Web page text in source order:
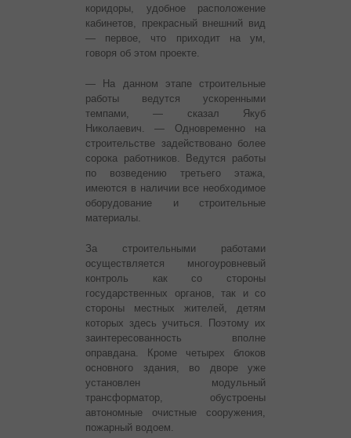
коридоры, удобное расположение
кабинетов, прекрасный внешний вид
— первое, что приходит на ум,
говоря об этом проекте.
— На данном этапе строительные
работы ведутся ускоренными
темпами, — сказал Якуб
Николаевич. — Одновременно на
строительстве задействовано более
сорока работников. Ведутся работы
по возведению третьего этажа,
имеются в наличии все необходимое
оборудование и строительные
материалы.
За строительными работами
осуществляется многоуровневый
контроль как со стороны
государственных органов, так и со
стороны местных жителей, детям
которых здесь учиться. Поэтому их
заинтересованность вполне
оправдана. Кроме четырех блоков
основного здания, во дворе уже
установлен модульный
трансформатор, обустроены
автономные очистные сооружения,
пожарный водоем.